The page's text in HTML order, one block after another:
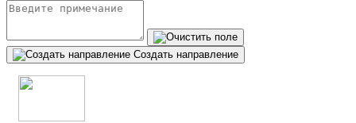
Создать направление